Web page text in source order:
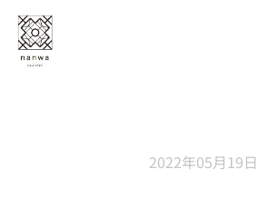
2022年05月19日